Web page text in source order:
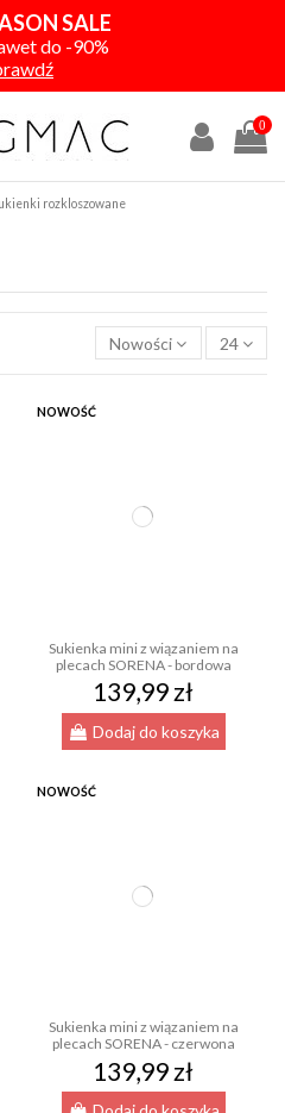
SALE
do -90%
0
rozkloszowane
Nowości 24
NOWOŚĆ
Sukienka mini z wiązaniem na
plecach SORENA - bordowa
139,99 zł
Dodaj do koszyka
NOWOŚĆ
Sukienka mini z wiązaniem na
plecach SORENA - czerwona
139,99 zł